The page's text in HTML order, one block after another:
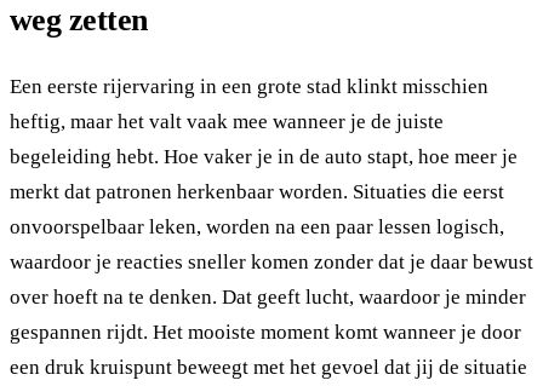
weg zetten
Een eerste rijervaring in een grote stad klinkt misschien
heftig, maar het valt vaak mee wanneer je de juiste
begeleiding hebt. Hoe vaker je in de auto stapt, hoe meer je
merkt dat patronen herkenbaar worden. Situaties die eerst
onvoorspelbaar leken, worden na een paar lessen logisch,
waardoor je reacties sneller komen zonder dat je daar bewust
over hoeft na te denken. Dat geeft lucht, waardoor je minder
gespannen rijdt. Het mooiste moment komt wanneer je door
een druk kruispunt beweegt met het gevoel dat jij de situatie